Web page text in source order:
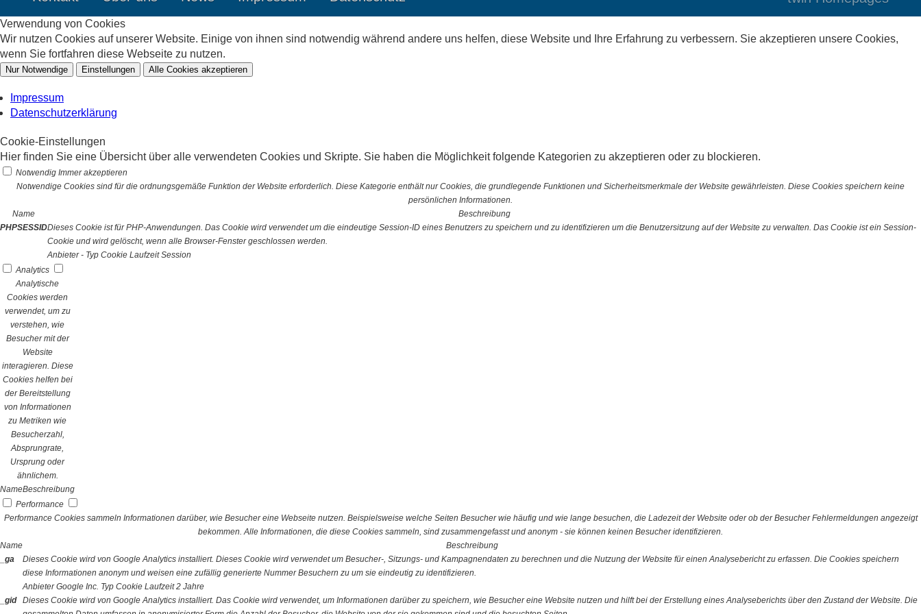
Verwendung von Cookies
Wir nutzen Cookies auf unserer Website. Einige von ihnen sind notwendig während andere uns helfen, diese Website und Ihre Erfahrung zu verbessern. Sie akzeptieren unsere Cookies,
wenn Sie fortfahren diese Webseite zu nutzen.
Nur Notwendige Einstellungen Alle Cookies akzeptieren
Impressum
Datenschutzerklärung
Cookie-Einstellungen
Hier finden Sie eine Übersicht über alle verwendeten Cookies und Skripte. Sie haben die Möglichkeit folgende Kategorien zu akzeptieren oder zu blockieren.
Notwendig Immer akzeptieren
Notwendige Cookies sind für die ordnungsgemäße Funktion der Website erforderlich. Diese Kategorie enthält nur Cookies, die grundlegende Funktionen und Sicherheitsmerkmale der Website gewährleisten. Diese Cookies speichern keine
persönlichen Informationen.
Name
Beschreibung
PHPSESSIDDieses Cookie ist für PHP-Anwendungen. Das Cookie wird verwendet um die eindeutige Session-ID eines Benutzers zu speichern und zu identifizieren um die Benutzersitzung auf der Website zu verwalten. Das Cookie ist ein Session-
Cookie und wird gelöscht, wenn alle Browser-Fenster geschlossen werden.
Anbieter - Typ Cookie Laufzeit Session
Analytics
Analytische
Cookies werden
verwendet, um zu
verstehen, wie
Besucher mit der
Website
interagieren. Diese
Cookies helfen bei
der Bereitstellung
von Informationen
zu Metriken wie
Besucherzahl,
Absprungrate,
Ursprung oder
ähnlichem.
NameBeschreibung
Performance
Performance Cookies sammeln Informationen darüber, wie Besucher eine Webseite nutzen. Beispielsweise welche Seiten Besucher wie häufig und wie lange besuchen, die Ladezeit der Website oder ob der Besucher Fehlermeldungen angezeigt
bekommen. Alle Informationen, die diese Cookies sammeln, sind zusammengefasst und anonym - sie können keinen Besucher identifizieren.
Name
Beschreibung
_ga
Dieses Cookie wird von Google Analytics installiert. Dieses Cookie wird verwendet um Besucher-, Sitzungs- und Kampagnendaten zu berechnen und die Nutzung der Website für einen Analysebericht zu erfassen. Die Cookies speichern
diese Informationen anonym und weisen eine zufällig generierte Nummer Besuchern zu um sie eindeutig zu identifizieren.
Anbieter Google Inc. Typ Cookie Laufzeit 2 Jahre
_gid
Dieses Cookie wird von Google Analytics installiert. Das Cookie wird verwendet, um Informationen darüber zu speichern, wie Besucher eine Website nutzen und hilft bei der Erstellung eines Analyseberichts über den Zustand der Website. Die